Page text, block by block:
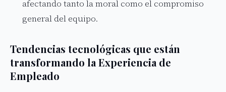
afectando tanto la moral como el compromiso
general del equipo.
Tendencias tecnológicas que están
transformando la Experiencia de
Empleado